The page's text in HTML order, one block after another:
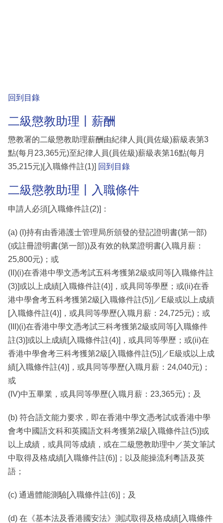
回到目錄
二級懲教助理丨薪酬
懲教署的二級懲教助理薪酬由紀律人員(員佐級)薪級表第3
點(每月23,365元)至紀律人員(員佐級)薪級表第16點(每月
35,215元)[入職條件註(1)] 回到目錄
二級懲教助理丨入職條件
申請人必須[入職條件註(2)]：
(a) (I)持有由香港護士管理局所頒發的登記證明書(第一部)
(或註冊證明書(第一部))及有效的執業證明書(入職月薪：
25,800元)；或
(II)(i)在香港中學文憑考試五科考獲第2級或同等[入職條件註
(3)]或以上成績[入職條件註(4)]，或具同等學歷；或(ii)在香
港中學會考五科考獲第2級[入職條件註(5)]／E級或以上成績
[入職條件註(4)]，或具同等學歷(入職月薪：24,725元)；或
(III)(i)在香港中學文憑考試三科考獲第2級或同等[入職條件
註(3)]或以上成績[入職條件註(4)]，或具同等學歷；或(ii)在
香港中學會考三科考獲第2級[入職條件註(5)]／E級或以上成
績[入職條件註(4)]，或具同等學歷(入職月薪：24,040元)；
或
(IV)中五畢業，或具同等學歷(入職月薪：23,365元)；及
(b) 符合語文能力要求，即在香港中學文憑考試或香港中學
會考中國語文科和英國語文科考獲第2級[入職條件註(5)]或
以上成績，或具同等成績，或在二級懲教助理中／英文筆試
中取得及格成績[入職條件註(6)]；以及能操流利粵語及英
語；
(c) 通過體能測驗[入職條件註(6)]；及
(d) 在《基本法及香港國安法》測試取得及格成績[入職條件